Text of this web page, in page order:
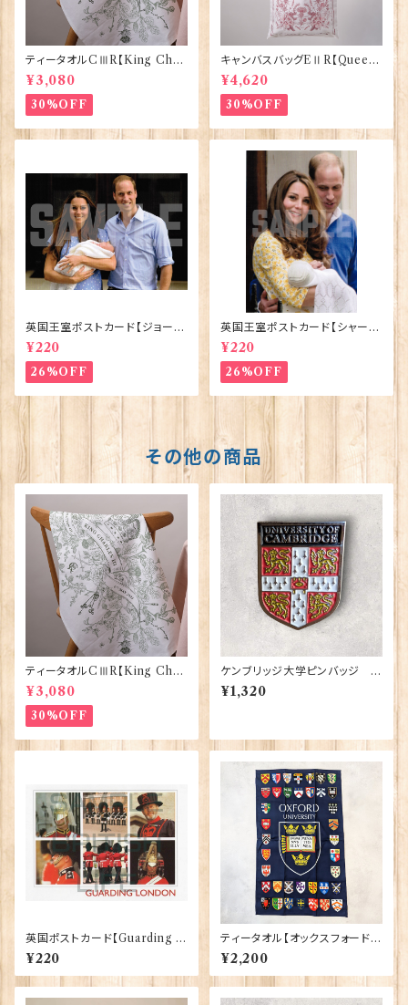
ティータオルCⅢR【King Char
lesⅢ Coronation】Victoria
Eggs 50129
¥3,080
30%OFF
キャンバスバッグEⅡR【Queen
ElizabethⅡ Commemorativ
e】Victoria Eggs 90332
¥4,620
30%OFF
英国王室ポストカード【ジョージ
王子ご誕生】Pageantry Post
card 90183-JEF100
¥220
26%OFF
英国王室ポストカード【シャーロ
ット王女2】Pageantry Postca
rd 90183-JEF202
¥220
26%OFF
その他の商品
ティータオルCⅢR【King Char
lesⅢ Coronation】Victoria
Eggs 50129
¥3,080
30%OFF
ケンブリッジ大学ピンバッジ El
gate Products 90416
¥1,320
英国ポストカード【Guarding L
ondon】Jadges 90339-04
¥220
ティータオル【オックスフォード大
学紋章】Elgate Products 50
001-K
¥2,200